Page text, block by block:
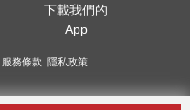
下載我們的
App
服務條款 隱私政策